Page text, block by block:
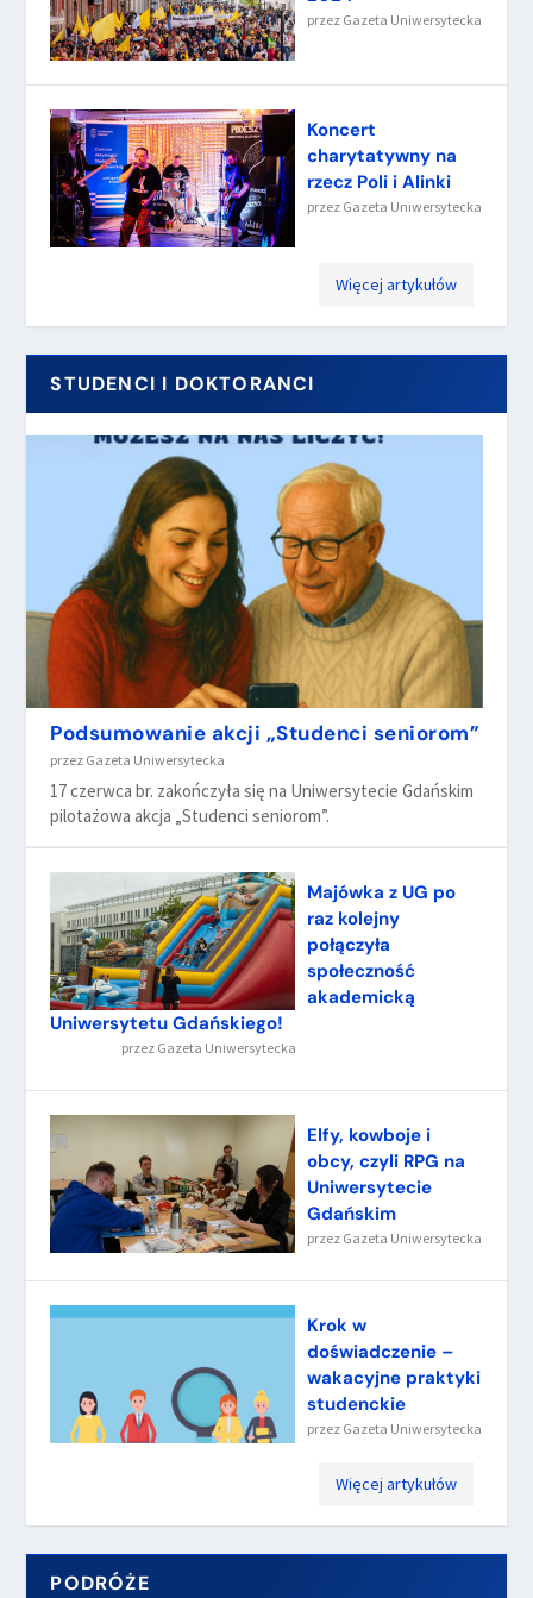
przez Gazeta Uniwersytecka
Koncert
charytatywny na
rzecz Poli i Alinki
przez Gazeta Uniwersytecka
Więcej artykułów
STUDENCI I DOKTORANCI
Podsumowanie akcji „Studenci seniorom”
przez Gazeta Uniwersytecka
17 czerwca br. zakończyła się na Uniwersytecie Gdańskim
pilotażowa akcja „Studenci seniorom”.
Majówka z UG po
raz kolejny
połączyła
społeczność
akademicką
Uniwersytetu Gdańskiego!
przez Gazeta Uniwersytecka
Elfy, kowboje i
obcy, czyli RPG na
Uniwersytecie
Gdańskim
przez Gazeta Uniwersytecka
Krok w
doświadczenie –
wakacyjne praktyki
studenckie
przez Gazeta Uniwersytecka
Więcej artykułów
PODRÓŻE